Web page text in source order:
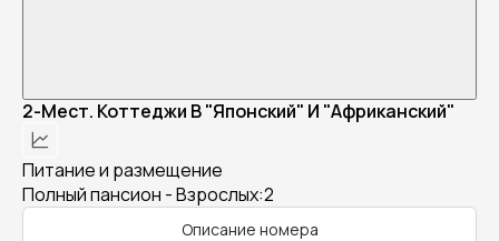
2-Мест. Коттеджи В "Японский" И "Африканский"
Питание и размещение
Полный пансион - Взрослых:2
Описание номера